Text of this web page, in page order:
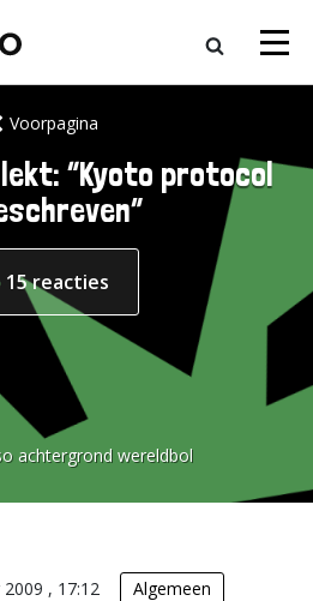
Voorpagina
“Kyoto protocol
15reacties
achtergrond wereldbol
, 17:12 Algemeen